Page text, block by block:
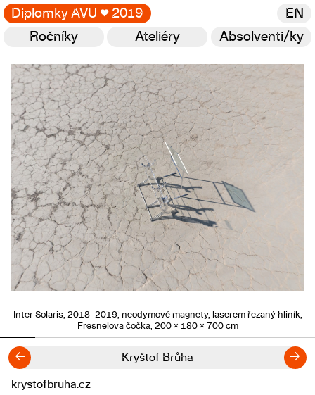
Diplomky AVU ♥ 2019
EN
Ročníky
Ateliéry Absolventi/ky
Kryštof Brůha
← →
Inter Solaris, 2018–2019, neodymové magnety, laserem řezaný hliník,
Fresnelova čočka, 200 × 180 × 700 cm
Odkazy
krystofbruha.cz